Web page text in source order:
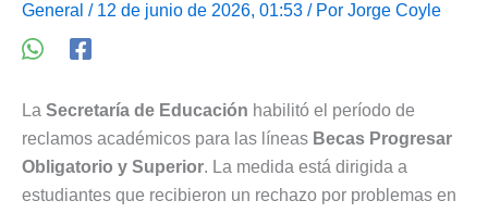
General / 12 de junio de 2026, 01:53 / Por Jorge Coyle
La Secretaría de Educación habilitó el período de
reclamos académicos para las líneas Becas Progresar
Obligatorio y Superior. La medida está dirigida a
estudiantes que recibieron un rechazo por problemas en